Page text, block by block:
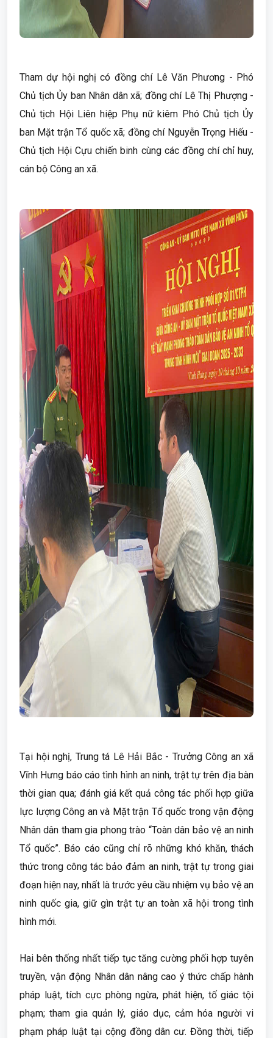
Tham dự hội nghị có đồng chí Lê Văn Phương - Phó
Chủ tịch Ủy ban Nhân dân xã; đồng chí Lê Thị Phượng -
Chủ tịch Hội Liên hiệp Phụ nữ kiêm Phó Chủ tịch Ủy
ban Mặt trận Tổ quốc xã; đồng chí Nguyễn Trọng Hiếu -
Chủ tịch Hội Cựu chiến binh cùng các đồng chí chỉ huy,
cán bộ Công an xã.
Tại hội nghị, Trung tá Lê Hải Bắc - Trưởng Công an xã
Vĩnh Hưng báo cáo tình hình an ninh, trật tự trên địa bàn
thời gian qua; đánh giá kết quả công tác phối hợp giữa
lực lượng Công an và Mặt trận Tổ quốc trong vận động
Nhân dân tham gia phong trào “Toàn dân bảo vệ an ninh
Tổ quốc”. Báo cáo cũng chỉ rõ những khó khăn, thách
thức trong công tác bảo đảm an ninh, trật tự trong giai
đoạn hiện nay, nhất là trước yêu cầu nhiệm vụ bảo vệ an
ninh quốc gia, giữ gìn trật tự an toàn xã hội trong tình
hình mới.
Hai bên thống nhất tiếp tục tăng cường phối hợp tuyên
truyền, vận động Nhân dân nâng cao ý thức chấp hành
pháp luật, tích cực phòng ngừa, phát hiện, tố giác tội
phạm; tham gia quản lý, giáo dục, cảm hóa người vi
phạm pháp luật tại cộng đồng dân cư. Đồng thời, tiếp